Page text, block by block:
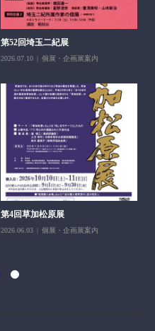
第52回埼玉二紀展
2026.07.10 個展・企画展案内
第4回草加松原展
2026.06.03 個展・企画展案内